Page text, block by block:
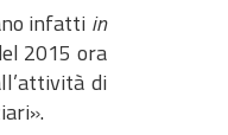
infatti in
2015 ora
di